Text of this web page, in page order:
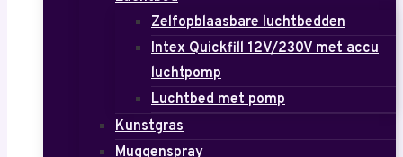
Zelfopblaasbare luchtbedden
Intex Quickfill 12V/230V met accu
luchtpomp
Luchtbed met pomp
Kunstgras
Muggenspray